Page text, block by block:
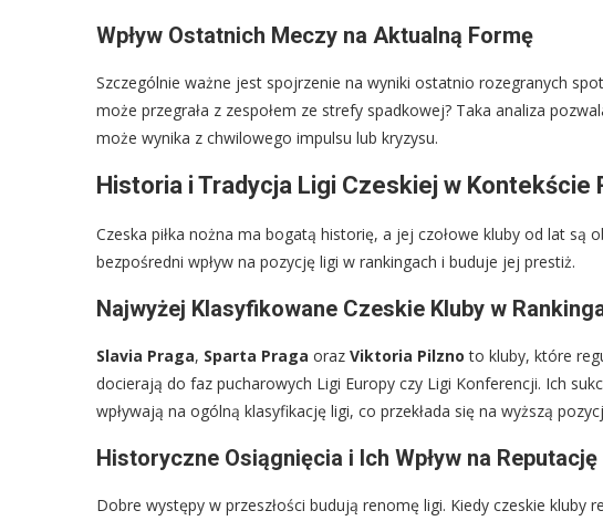
Wpływ Ostatnich Meczy na Aktualną Formę
Szczególnie ważne jest spojrzenie na wyniki ostatnio rozegranych
może przegrała z zespołem ze strefy spadkowej? Taka analiza
może wynika z chwilowego impulsu lub kryzysu.
Historia i Tradycja Ligi Czeskiej w Kontekście
Czeska piłka nożna ma bogatą historię, a jej czołowe kluby od lat są
bezpośredni wpływ na pozycję ligi w rankingach i buduje jej prestiż.
Najwyżej Klasyfikowane Czeskie Kluby w
Slavia Praga, Sparta Praga oraz Viktoria Pilzno to kluby, które
docierają do faz pucharowych Ligi Europy czy Ligi Konferencji. Ich
wpływają na ogólną klasyfikację ligi, co przekłada się na wyższą
Historyczne Osiągnięcia i Ich Wpływ na Reputację
Dobre występy w przeszłości budują renomę ligi. Kiedy czeskie kluby